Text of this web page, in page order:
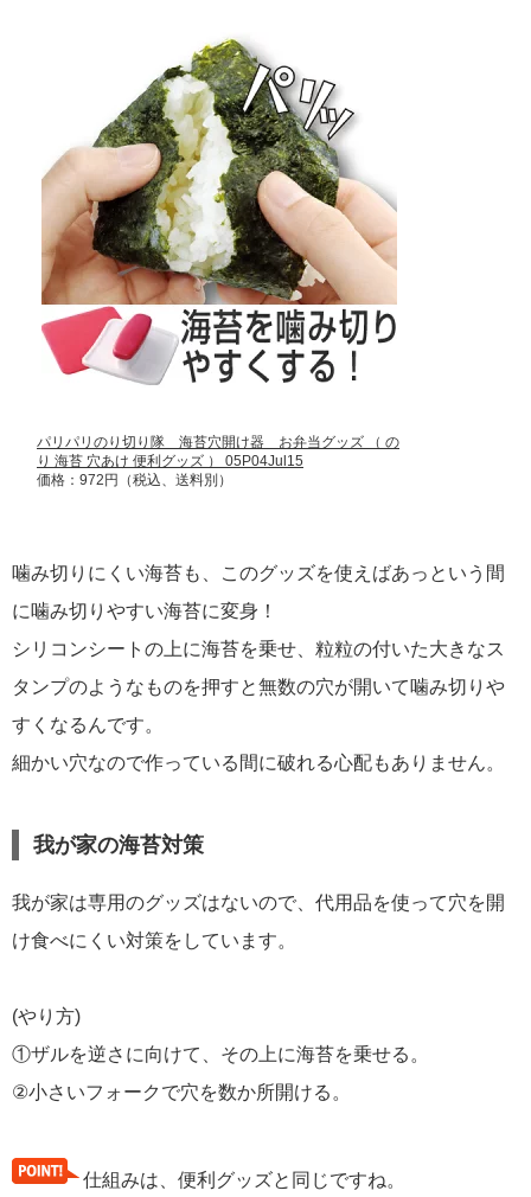
パリパリのり切り隊 海苔穴開け器 お弁当グッズ （ の
り 海苔 穴あけ 便利グッズ ） 05P04Jul15
価格：972円（税込、送料別）
噛み切りにくい海苔も、このグッズを使えばあっという間
に噛み切りやすい海苔に変身！
シリコンシートの上に海苔を乗せ、粒粒の付いた大きなス
タンプのようなものを押すと無数の穴が開いて噛み切りや
すくなるんです。
細かい穴なので作っている間に破れる心配もありません。
我が家の海苔対策
我が家は専用のグッズはないので、代用品を使って穴を開
け食べにくい対策をしています。
(やり方)
①ザルを逆さに向けて、その上に海苔を乗せる。
②小さいフォークで穴を数か所開ける。
仕組みは、便利グッズと同じですね。